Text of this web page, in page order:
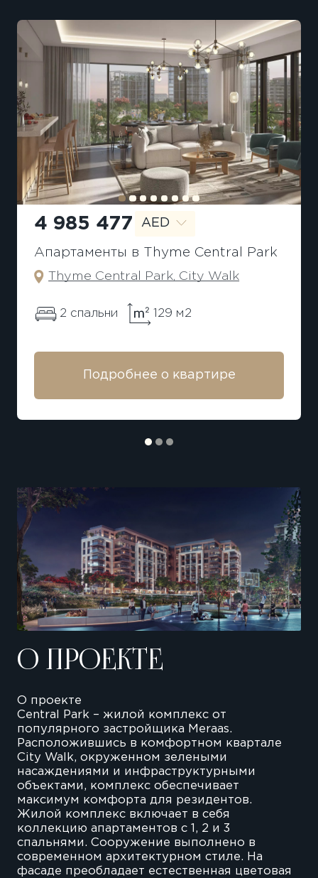
4 985 477 AED
Апартаменты в Thyme Central Park
Thyme Central Park, City Walk
2 спальни 129 м2
Подробнее о квартире
О ПРОЕКТЕ
О проекте
Central Park – жилой комплекс от
популярного застройщика Meraas.
Расположившись в комфортном квартале
City Walk, окруженном зелеными
насаждениями и инфраструктурными
объектами, комплекс обеспечивает
максимум комфорта для резидентов.
Жилой комплекс включает в себя
коллекцию апартаментов с 1, 2 и 3
спальнями. Сооружение выполнено в
современном архитектурном стиле. На
фасаде преобладает естественная цветовая